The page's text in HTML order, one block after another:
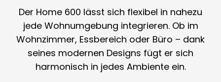
Der Home 600 lässt sich flexibel in nahezu
jede Wohnumgebung integrieren. Ob im
Wohnzimmer, Essbereich oder Büro – dank
seines modernen Designs fügt er sich
harmonisch in jedes Ambiente ein.